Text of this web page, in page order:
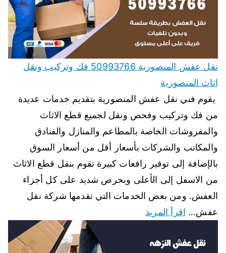
نقل عفش المنصورية 50993766 فك وتركيب ونقل
اثاث المنصورية
يقوم فني نقل عفش المنصورية بتقديم خدمات عديدة
من فك وتركيب وفحص ونقل لجميع قطع الاثاث
والمفروشات الخاصة بالمطاعم والمنازل والفنادق
والمكاتب والشركات بأسعار أقل من أسعار السوق
بالإضافة إلى توفير رافعات كبيرة تقوم بنقل قطع الاثاث
من الاسفل إلى الأعلى وبحرص شديد على كل أجزاء
العفش. ومن بعض الخدمات التي تقدمها شركة نقل
عفش… اقرأ المزيد